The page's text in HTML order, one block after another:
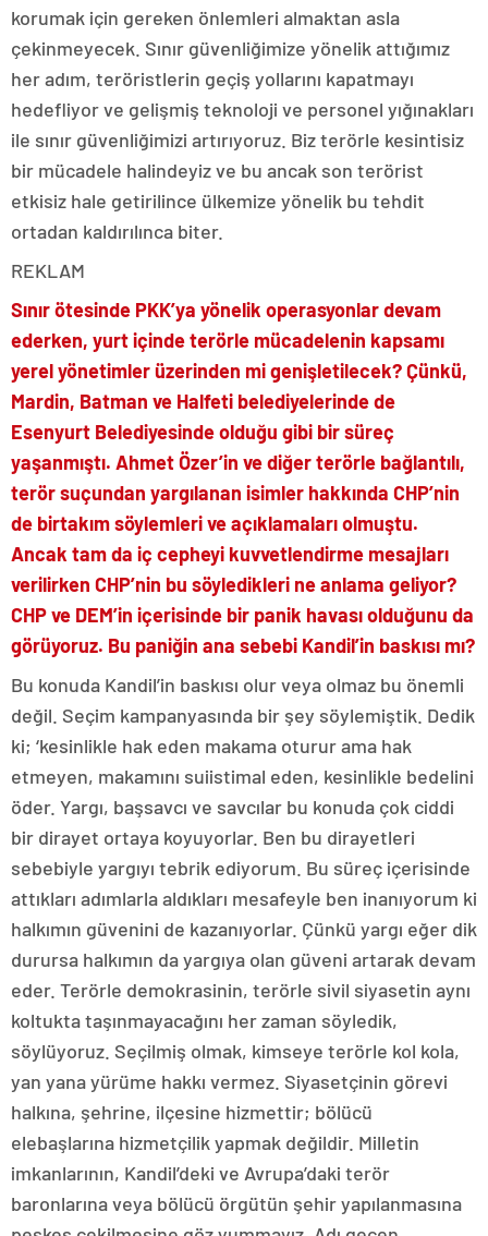
korumak için gereken önlemleri almaktan asla
çekinmeyecek. Sınır güvenliğimize yönelik attığımız
her adım, teröristlerin geçiş yollarını kapatmayı
hedefliyor ve gelişmiş teknoloji ve personel yığınakları
ile sınır güvenliğimizi artırıyoruz. Biz terörle kesintisiz
bir mücadele halindeyiz ve bu ancak son terörist
etkisiz hale getirilince ülkemize yönelik bu tehdit
ortadan kaldırılınca biter.
REKLAM
Sınır ötesinde PKK’ya yönelik operasyonlar devam
ederken, yurt içinde terörle mücadelenin kapsamı
yerel yönetimler üzerinden mi genişletilecek? Çünkü,
Mardin, Batman ve Halfeti belediyelerinde de
Esenyurt Belediyesinde olduğu gibi bir süreç
yaşanmıştı. Ahmet Özer’in ve diğer terörle bağlantılı,
terör suçundan yargılanan isimler hakkında CHP’nin
de birtakım söylemleri ve açıklamaları olmuştu.
Ancak tam da iç cepheyi kuvvetlendirme mesajları
verilirken CHP’nin bu söyledikleri ne anlama geliyor?
CHP ve DEM’in içerisinde bir panik havası olduğunu da
görüyoruz. Bu paniğin ana sebebi Kandil’in baskısı mı?
Bu konuda Kandil’in baskısı olur veya olmaz bu önemli
değil. Seçim kampanyasında bir şey söylemiştik. Dedik
ki; ‘kesinlikle hak eden makama oturur ama hak
etmeyen, makamını suiistimal eden, kesinlikle bedelini
öder. Yargı, başsavcı ve savcılar bu konuda çok ciddi
bir dirayet ortaya koyuyorlar. Ben bu dirayetleri
sebebiyle yargıyı tebrik ediyorum. Bu süreç içerisinde
attıkları adımlarla aldıkları mesafeyle ben inanıyorum ki
halkımın güvenini de kazanıyorlar. Çünkü yargı eğer dik
durursa halkımın da yargıya olan güveni artarak devam
eder. Terörle demokrasinin, terörle sivil siyasetin aynı
koltukta taşınmayacağını her zaman söyledik,
söylüyoruz. Seçilmiş olmak, kimseye terörle kol kola,
yan yana yürüme hakkı vermez. Siyasetçinin görevi
halkına, şehrine, ilçesine hizmettir; bölücü
elebaşlarına hizmetçilik yapmak değildir. Milletin
imkanlarının, Kandil’deki ve Avrupa’daki terör
baronlarına veya bölücü örgütün şehir yapılanmasına